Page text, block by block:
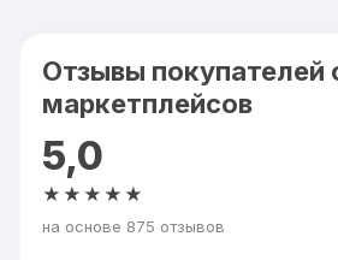
Отзывы покупателей
маркетплейсов
5,0
★★★★★
на основе 875 отзывов